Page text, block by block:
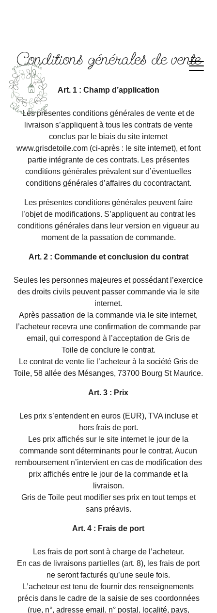
Conditions générales de vente
Art. 1 : Champ d’application
Les présentes conditions générales de vente et de
livraison s’appliquent à tous les contrats de vente
conclus par le biais du site internet
www.grisdetoile.com(ci-après : le site internet), et font
partie intégrante de ces contrats. Les présentes
conditions générales prévalent sur d’éventuelles
conditions générales d’affaires du cocontractant.
Les présentes conditions générales peuvent faire
l’objet de modifications. S’appliquent au contrat les
conditions générales dans leur version en vigueur au
moment de la passation de commande.
Art. 2 : Commande et conclusion du contrat
Seules les personnes majeures et possédant l’exercice
des droits civils peuvent passer commande via le site
internet.
Après passation de la commande via le site internet,
l’acheteur recevra une confirmation de commande par
email, qui correspond à l’acceptation de Gris de
Toile de conclure le contrat.
Le contrat de vente lie l’acheteur à la société Gris de
Toile, 58 allée des Mésanges, 73700 Bourg St Maurice.
Art. 3 : Prix
Les prix s’entendent en euros (EUR), TVA incluse et
hors frais de port.
Les prix affichés sur le site internet le jour de la
commande sont déterminants pour le contrat. Aucun
remboursement n’intervient en cas de modification des
prix affichés entre le jour de la commande et la
livraison.
Gris de Toile peut modifier ses prix en tout temps et
sans préavis.
Art. 4 : Frais de port
Les frais de port sont à charge de l’acheteur.
En cas de livraisons partielles (art. 8), les frais de port
ne seront facturés qu’une seule fois.
L’acheteur est tenu de fournir des renseignements
précis dans le cadre de la saisie de ses coordonnées
(rue, n°, adresse email, n° postal, localité, pays,